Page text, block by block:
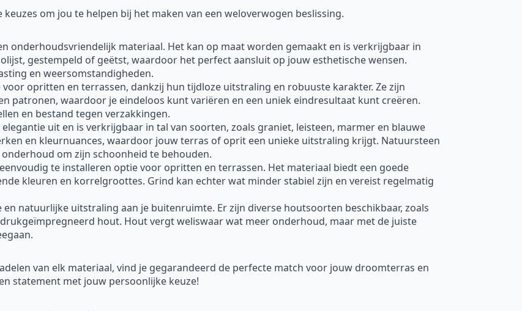
om jou te helpen bij het maken van een weloverwogen beslissing.
onderhoudsvriendelijk materiaal. Het kan op maat worden gemaakt en is verkrijgbaar in
gestempeld of geëtst, waardoor het perfect aansluit op jouw esthetische wensen.
en weersomstandigheden.
voor opritten en terrassen, dankzij hun tijdloze uitstraling en robuuste karakter. Ze zijn
patronen, waardoor je eindeloos kunt variëren en een uniek eindresultaat kunt creëren.
en bestand tegen verzakkingen.
uit en is verkrijgbaar in tal van soorten, zoals graniet, leisteen, marmer en blauwe
en kleurnuances, waardoor jouw terras of oprit een unieke uitstraling krijgt. Natuursteen
om zijn schoonheid te behouden.
te installeren optie voor opritten en terrassen. Het materiaal biedt een goede
kleuren en korrelgroottes. Grind kan echter wat minder stabiel zijn en vereist regelmatig
natuurlijke uitstraling aan je buitenruimte. Er zijn diverse houtsoorten beschikbaar, zoals
hout. Hout vergt weliswaar wat meer onderhoud, maar met de juiste
van elk materiaal, vind je gegarandeerd de perfecte match voor jouw droomterras en
statement met jouw persoonlijke keuze!